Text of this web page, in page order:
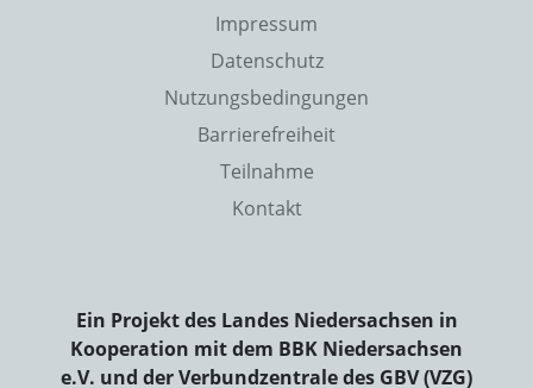
Impressum
Datenschutz
Nutzungsbedingungen
Barrierefreiheit
Teilnahme
Kontakt
Ein Projekt des Landes Niedersachsen in
Kooperation mit dem BBK Niedersachsen
e.V. und der Verbundzentrale des GBV (VZG)